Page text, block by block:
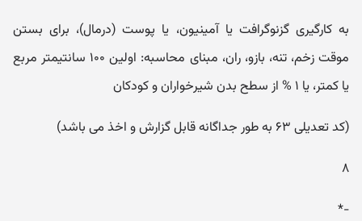
به کارگیری گزنوگرافت یا آمینیون، یا پوست (درمال)، برای بستن
موقت زخم، تنه، بازو، ران، مبنای محاسبه: اولین ۱۰۰ سانتیمتر مربع
یا کمتر، یا ۱ % از سطح بدن شیرخواران و کودکان
(کد تعدیلی ۶۳ به طور جداگانه قابل گزارش و اخذ می باشد)
۸
-*